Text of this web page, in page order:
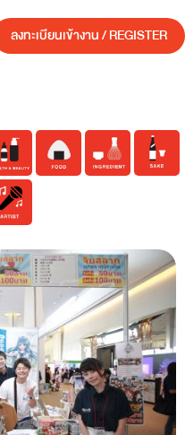
ลงทะเบียนเข้างาน / REGISTER